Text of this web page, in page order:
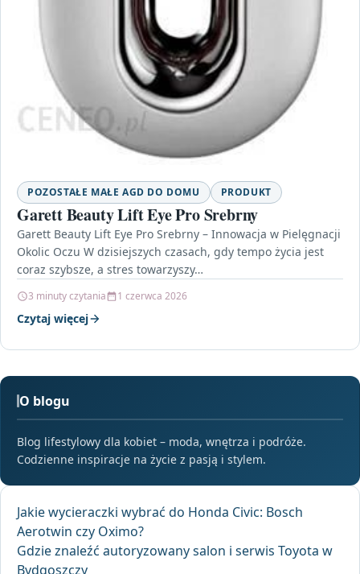
POZOSTAŁE MAŁE AGD DO DOMU PRODUKT
Garett Beauty Lift Eye Pro Srebrny
Garett Beauty Lift Eye Pro Srebrny – Innowacja w Pielęgnacji
Okolic Oczu W dzisiejszych czasach, gdy tempo życia jest
coraz szybsze, a stres towarzyszy…
3 minuty czytania 1 czerwca 2026
Czytaj więcej
O blogu
Blog lifestylowy dla kobiet – moda, wnętrza i podróże.
Codzienne inspiracje na życie z pasją i stylem.
Jakie wycieraczki wybrać do Honda Civic: Bosch
Aerotwin czy Oximo?
Gdzie znaleźć autoryzowany salon i serwis Toyota w
Bydgoszczy